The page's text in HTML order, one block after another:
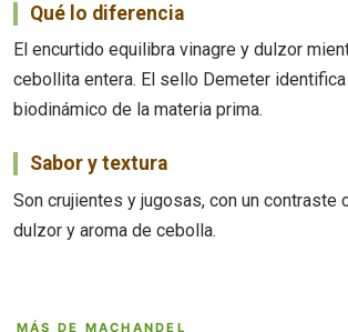
Qué lo diferencia
El encurtido equilibra vinagre y dulzor
cebollita entera. El sello Demeter
biodinámico de la materia prima.
Sabor y textura
Son crujientes y jugosas, con un contraste
dulzor y aroma de cebolla.
MÁS DE MACHANDEL